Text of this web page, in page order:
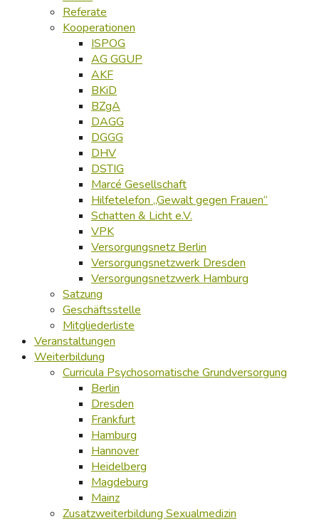
Referate
Kooperationen
ISPOG
AG GGUP
AKF
BKiD
BZgA
DAGG
DGGG
DHV
DSTIG
Marcé Gesellschaft
Hilfetelefon „Gewalt gegen Frauen“
Schatten & Licht e.V.
VPK
Versorgungsnetz Berlin
Versorgungsnetzwerk Dresden
Versorgungsnetzwerk Hamburg
Satzung
Geschäftsstelle
Mitgliederliste
Veranstaltungen
Weiterbildung
Curricula Psychosomatische Grundversorgung
Berlin
Dresden
Frankfurt
Hamburg
Hannover
Heidelberg
Magdeburg
Mainz
Zusatzweiterbildung Sexualmedizin